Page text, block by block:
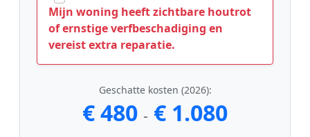
Mijn woning heeft zichtbare houtrot
of ernstige verfbeschadiging en
vereist extra reparatie.
Geschatte kosten (2026):
€ 480 - € 1.080